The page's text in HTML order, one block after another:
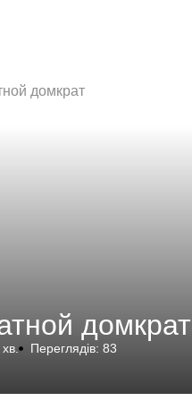
домкрат
домкрат
Переглядів: 83